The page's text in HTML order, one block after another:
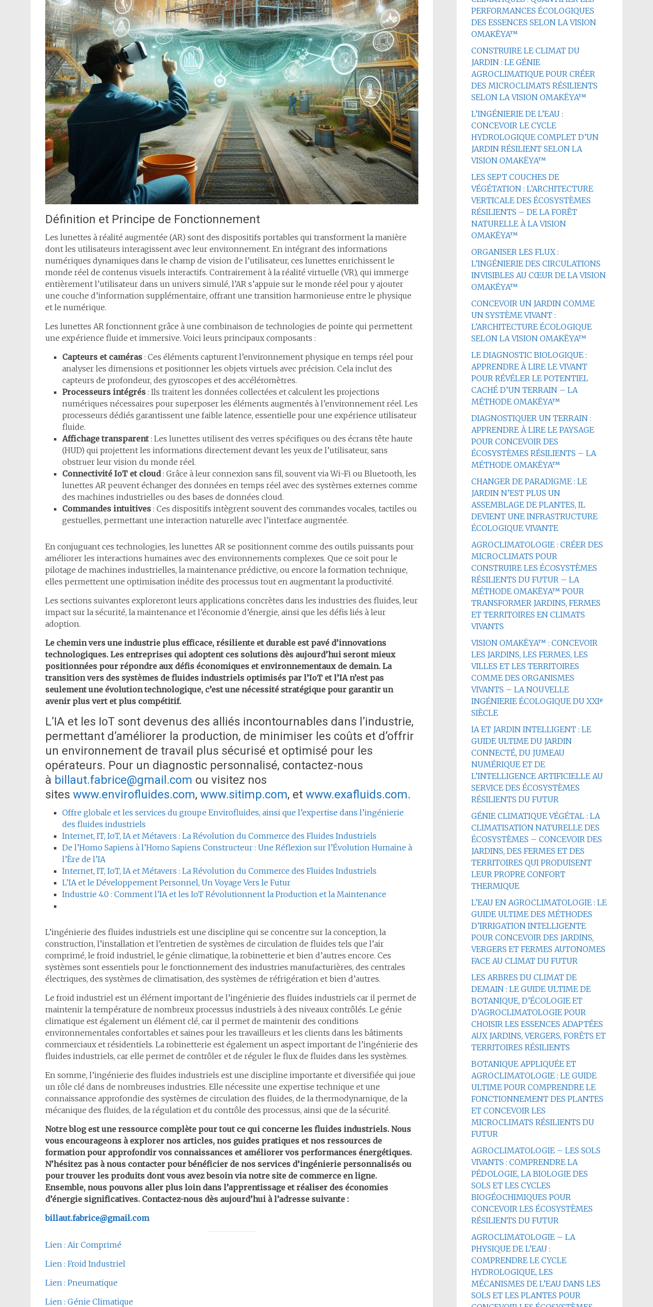
Définition et Principe de Fonctionnement
Les lunettes à réalité augmentée (AR) sont des dispositifs portables qui transforment la manière
dont les utilisateurs interagissent avec leur environnement. En intégrant des informations
numériques dynamiques dans le champ de vision de l’utilisateur, ces lunettes enrichissent le
monde réel de contenus visuels interactifs. Contrairement à la réalité virtuelle (VR), qui immerge
entièrement l’utilisateur dans un univers simulé, l’AR s’appuie sur le monde réel pour y ajouter
une couche d’information supplémentaire, offrant une transition harmonieuse entre le physique
et le numérique.
Les lunettes AR fonctionnent grâce à une combinaison de technologies de pointe qui permettent
une expérience fluide et immersive. Voici leurs principaux composants :
Capteurs et caméras : Ces éléments capturent l’environnement physique en temps réel pour
analyser les dimensions et positionner les objets virtuels avec précision. Cela inclut des
capteurs de profondeur, des gyroscopes et des accéléromètres.
Processeurs intégrés : Ils traitent les données collectées et calculent les projections
numériques nécessaires pour superposer les éléments augmentés à l’environnement réel. Les
processeurs dédiés garantissent une faible latence, essentielle pour une expérience utilisateur
fluide.
Affichage transparent: Les lunettes utilisent des verres spécifiques ou des écrans tête haute
(HUD) qui projettent les informations directement devant les yeux de l’utilisateur, sans
obstruer leur vision du monde réel.
Connectivité IoT et cloud: Grâce à leur connexion sans fil, souvent via Wi-Fi ou Bluetooth, les
lunettes AR peuvent échanger des données en temps réel avec des systèmes externes comme
des machines industrielles ou des bases de données cloud.
Commandes intuitives : Ces dispositifs intègrent souvent des commandes vocales, tactiles ou
gestuelles, permettant une interaction naturelle avec l’interface augmentée.
En conjuguant ces technologies, les lunettes AR se positionnent comme des outils puissants pour
améliorer les interactions humaines avec des environnements complexes. Que ce soit pour le
pilotage de machines industrielles, la maintenance prédictive, ou encore la formation technique,
elles permettent une optimisation inédite des processus tout en augmentant la productivité.
Les sections suivantes exploreront leurs applications concrètes dans les industries des fluides, leur
impact sur la sécurité, la maintenance et l’économie d’énergie, ainsi que les défis liés à leur
adoption.
Le chemin vers une industrie plus efficace, résiliente et durable est pavé d’innovations
technologiques. Les entreprises qui adoptent ces solutions dès aujourd’hui seront mieux
positionnées pour répondre aux défis économiques et environnementaux de demain. La
transition vers des systèmes de fluides industriels optimisés par l’IoT et l’IA n’est pas
seulement une évolution technologique, c’est une nécessité stratégique pour garantir un
avenir plus vert et plus compétitif.
L’IA et les IoT sont devenus des alliés incontournables dans l’industrie,
permettant d’améliorer la production, de minimiser les coûts et d’offrir
un environnement de travail plus sécurisé et optimisé pour les
opérateurs. Pour un diagnostic personnalisé, contactez-nous
à billaut.fabrice@gmail.com ou visitez nos
sites www.envirofluides.com, www.sitimp.com, et www.exafluids.com.
Offre globale et les services du groupe Envirofluides, ainsi que l’expertise dans l’ingénierie
des fluides industriels
Internet, IT, IoT, IA et Métavers : La Révolution du Commerce des Fluides Industriels
De l’Homo Sapiens à l’Homo Sapiens Constructeur : Une Réflexion sur l’Évolution Humaine à
l’Ère de l’IA
Internet, IT, IoT, IA et Métavers : La Révolution du Commerce des Fluides Industriels
L’IA et le Développement Personnel, Un Voyage Vers le Futur
Industrie 4.0 : Comment l’IA et les IoT Révolutionnent la Production et la Maintenance
L’ingénierie des fluides industriels est une discipline qui se concentre sur la conception, la
construction, l’installation et l’entretien de systèmes de circulation de fluides tels que l’air
comprimé, le froid industriel, le génie climatique, la robinetterie et bien d’autres encore. Ces
systèmes sont essentiels pour le fonctionnement des industries manufacturières, des centrales
électriques, des systèmes de climatisation, des systèmes de réfrigération et bien d’autres.
Le froid industriel est un élément important de l’ingénierie des fluides industriels car il permet de
maintenir la température de nombreux processus industriels à des niveaux contrôlés. Le génie
climatique est également un élément clé, car il permet de maintenir des conditions
environnementales confortables et saines pour les travailleurs et les clients dans les bâtiments
commerciaux et résidentiels. La robinetterie est également un aspect important de l’ingénierie des
fluides industriels, car elle permet de contrôler et de réguler le flux de fluides dans les systèmes.
En somme, l’ingénierie des fluides industriels est une discipline importante et diversifiée qui joue
un rôle clé dans de nombreuses industries. Elle nécessite une expertise technique et une
connaissance approfondie des systèmes de circulation des fluides, de la thermodynamique, de la
mécanique des fluides, de la régulation et du contrôle des processus, ainsi que de la sécurité.
Notre blog est une ressource complète pour tout ce qui concerne les fluides industriels. Nous
vous encourageons à explorer nos articles, nos guides pratiques et nos ressources de
formation pour approfondir vos connaissances et améliorer vos performances énergétiques.
N’hésitez pas à nous contacter pour bénéficier de nos services d’ingénierie personnalisés ou
pour trouver les produits dont vous avez besoin via notre site de commerce en ligne.
Ensemble, nous pouvons aller plus loin dans l’apprentissage et réaliser des économies
d’énergie significatives. Contactez-nous dès aujourd’hui à l’adresse suivante :
billaut.fabrice@gmail.com
Lien : Air Comprimé
Lien : Froid Industriel
Lien : Pneumatique
Lien : Génie Climatique
PERFORMANCES ÉCOLOGIQUES
DES ESSENCES SELON LA VISION
OMAKËYA™
CONSTRUIRE LE CLIMAT DU
JARDIN : LE GÉNIE
AGROCLIMATIQUE POUR CRÉER
DES MICROCLIMATS RÉSILIENTS
SELON LA VISION OMAKËYA™
L’INGÉNIERIE DE L’EAU :
CONCEVOIR LE CYCLE
HYDROLOGIQUE COMPLET D’UN
JARDIN RÉSILIENT SELON LA
VISION OMAKËYA™
LES SEPT COUCHES DE
VÉGÉTATION : L’ARCHITECTURE
VERTICALE DES ÉCOSYSTÈMES
RÉSILIENTS – DE LA FORÊT
NATURELLE À LA VISION
OMAKËYA™
ORGANISER LES FLUX :
L’INGÉNIERIE DES CIRCULATIONS
INVISIBLES AU CŒUR DE LA VISION
OMAKËYA™
CONCEVOIR UN JARDIN COMME
UN SYSTÈME VIVANT :
L’ARCHITECTURE ÉCOLOGIQUE
SELON LA VISION OMAKËYA™
LE DIAGNOSTIC BIOLOGIQUE :
APPRENDRE À LIRE LE VIVANT
POUR RÉVÉLER LE POTENTIEL
CACHÉ D’UN TERRAIN – LA
MÉTHODE OMAKËYA™
DIAGNOSTIQUER UN TERRAIN :
APPRENDRE À LIRE LE PAYSAGE
POUR CONCEVOIR DES
ÉCOSYSTÈMES RÉSILIENTS – LA
MÉTHODE OMAKËYA™
CHANGER DE PARADIGME : LE
JARDIN N’EST PLUS UN
ASSEMBLAGE DE PLANTES, IL
DEVIENT UNE INFRASTRUCTURE
ÉCOLOGIQUE VIVANTE
AGROCLIMATOLOGIE : CRÉER DES
MICROCLIMATS POUR
CONSTRUIRE LES ÉCOSYSTÈMES
RÉSILIENTS DU FUTUR – LA
MÉTHODE OMAKËYA™ POUR
TRANSFORMER JARDINS, FERMES
ET TERRITOIRES EN CLIMATS
VIVANTS
VISION OMAKËYA™ : CONCEVOIR
LES JARDINS, LES FERMES, LES
VILLES ET LES TERRITOIRES
COMME DES ORGANISMES
VIVANTS – LA NOUVELLE
INGÉNIERIE ÉCOLOGIQUE DU XXIᵉ
SIÈCLE
IA ET JARDIN INTELLIGENT : LE
GUIDE ULTIME DU JARDIN
CONNECTÉ, DU JUMEAU
NUMÉRIQUE ET DE
L’INTELLIGENCE ARTIFICIELLE AU
SERVICE DES ÉCOSYSTÈMES
RÉSILIENTS DU FUTUR
GÉNIE CLIMATIQUE VÉGÉTAL : LA
CLIMATISATION NATURELLE DES
ÉCOSYSTÈMES – CONCEVOIR DES
JARDINS, DES FERMES ET DES
TERRITOIRES QUI PRODUISENT
LEUR PROPRE CONFORT
THERMIQUE
L’EAU EN AGROCLIMATOLOGIE : LE
GUIDE ULTIME DES MÉTHODES
D’IRRIGATION INTELLIGENTE
POUR CONCEVOIR DES JARDINS,
VERGERS ET FERMES AUTONOMES
FACE AU CLIMAT DU FUTUR
LES ARBRES DU CLIMAT DE
DEMAIN : LE GUIDE ULTIME DE
BOTANIQUE, D’ÉCOLOGIE ET
D’AGROCLIMATOLOGIE POUR
CHOISIR LES ESSENCES ADAPTÉES
AUX JARDINS, VERGERS, FORÊTS ET
TERRITOIRES RÉSILIENTS
BOTANIQUE APPLIQUÉE ET
AGROCLIMATOLOGIE : LE GUIDE
ULTIME POUR COMPRENDRE LE
FONCTIONNEMENT DES PLANTES
ET CONCEVOIR LES
MICROCLIMATS RÉSILIENTS DU
FUTUR
AGROCLIMATOLOGIE – LES SOLS
VIVANTS : COMPRENDRE LA
PÉDOLOGIE, LA BIOLOGIE DES
SOLS ET LES CYCLES
BIOGÉOCHIMIQUES POUR
CONCEVOIR LES ÉCOSYSTÈMES
RÉSILIENTS DU FUTUR
AGROCLIMATOLOGIE – LA
PHYSIQUE DE L’EAU :
COMPRENDRE LE CYCLE
HYDROLOGIQUE, LES
MÉCANISMES DE L’EAU DANS LES
SOLS ET LES PLANTES POUR